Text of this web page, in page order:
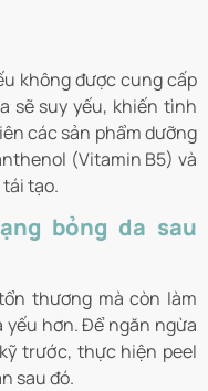
không được cung cấp
sẽ suy yếu, khiến tình
các sản phẩm dưỡng
(Vitamin B5) và
tạo.
bỏng da sau
thương mà còn làm
hơn. Để ngăn ngừa
trước, thực hiện peel
sau đó.